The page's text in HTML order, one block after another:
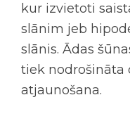
kur izvietoti
slānim jeb
slānis. Ādas
tiek nodrošināta
atjaunošana.